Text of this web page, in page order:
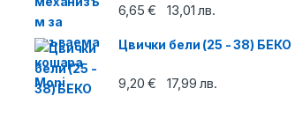
6,65€ 13,01лв.
Цвички бели (25 - 38) БЕКО
9,20€ 17,99лв.